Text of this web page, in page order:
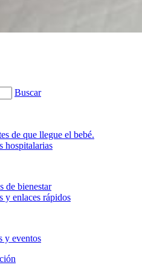
Buscar
de que llegue el bebé.
hospitalarias
de bienestar
y enlaces rápidos
y eventos